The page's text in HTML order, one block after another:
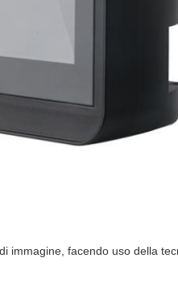
immagine, facendo uso della